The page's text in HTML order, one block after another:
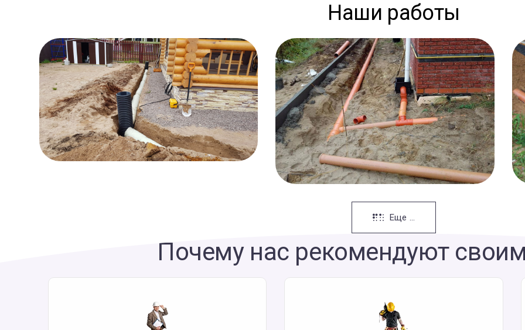
Наши работы
Еще ...
Почему нас рекомендуют